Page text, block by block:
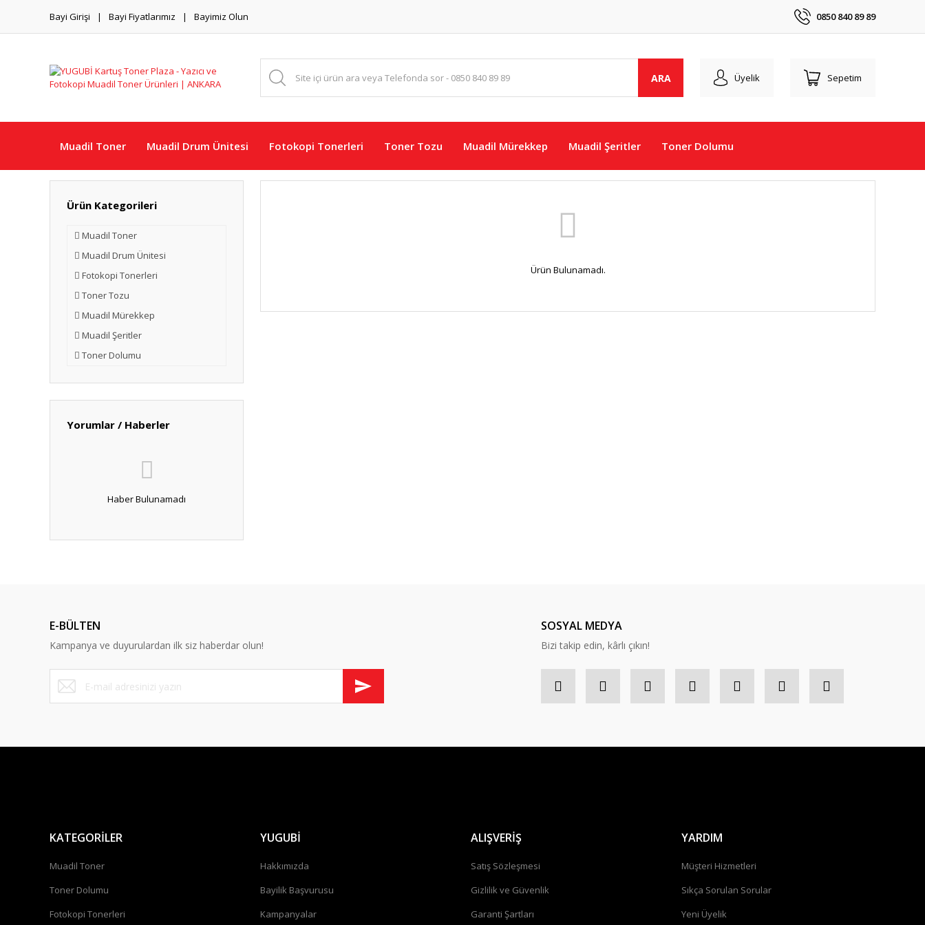
Bayi Girişi Bayi Fiyatlarımız Bayimiz Olun 0850 840 89 89
ARA Üyelik Sepetim
Muadil Toner Muadil Drum Ünitesi Fotokopi Tonerleri Toner Tozu Muadil Mürekkep Muadil Şeritler Toner Dolumu
Ürün Kategorileri
Muadil Toner
Muadil Drum Ünitesi
Fotokopi Tonerleri
Toner Tozu
Muadil Mürekkep
Muadil Şeritler
Toner Dolumu
Yorumlar / Haberler
Haber Bulunamadı
Ürün Bulunamadı.
E-BÜLTEN
Kampanya ve duyurulardan ilk siz haberdar olun!
SOSYAL MEDYA
Bizi takip edin, kârlı çıkın!
KATEGORİLER
Muadil Toner
Toner Dolumu
Fotokopi Tonerleri
YUGUBİ
Hakkımızda
Bayilik Başvurusu
Kampanyalar
ALIŞVERİŞ
Satış Sözleşmesi
Gizlilik ve Güvenlik
Garanti Şartları
YARDIM
Müşteri Hizmetleri
Sıkça Sorulan Sorular
Yeni Üyelik